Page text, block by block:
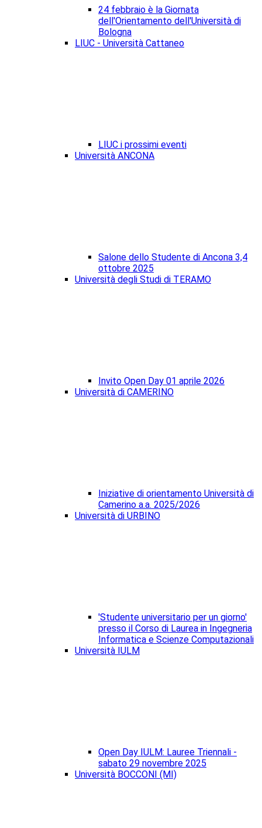
24 febbraio è la Giornata
dell'Orientamento dell'Università di
Bologna
LIUC - Università Cattaneo
LIUC i prossimi eventi
Università ANCONA
Salone dello Studente di Ancona 3,4
ottobre 2025
Università degli Studi di TERAMO
Invito Open Day 01 aprile 2026
Università di CAMERINO
Iniziative di orientamento Università di
Camerino a.a. 2025/2026
Università di URBINO
'Studente universitario per un giorno'
presso il Corso di Laurea in Ingegneria
Informatica e Scienze Computazionali
Università IULM
Open Day IULM: Lauree Triennali -
sabato 29 novembre 2025
Università BOCCONI (MI)